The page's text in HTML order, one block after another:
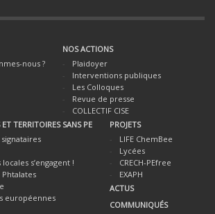
nous ?
NOS ACTIONS
Plaidoyer
Interventions publiques
Les Colloques
Revue de presse
COLLECTIF CISE
TERRITOIRES SANS PE
s’engagent !
européennes
PROJETS
LIFE ChemBee
Lycées
CRECH-PEfree
EXAPH
ACTUS
COMMUNIQUÉS